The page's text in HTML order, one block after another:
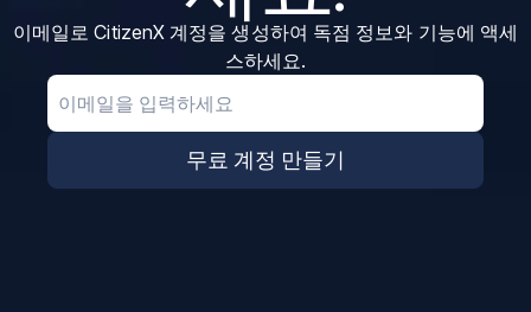
이메일로 CitizenX 계정을 생성하여 독점 정보와 기능에 액세
스하세요.
Email
무료 계정 만들기